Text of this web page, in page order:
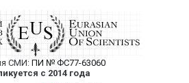
Союз Ученых —
СМИ: ПИ № ФС77-63060
с 2014 года